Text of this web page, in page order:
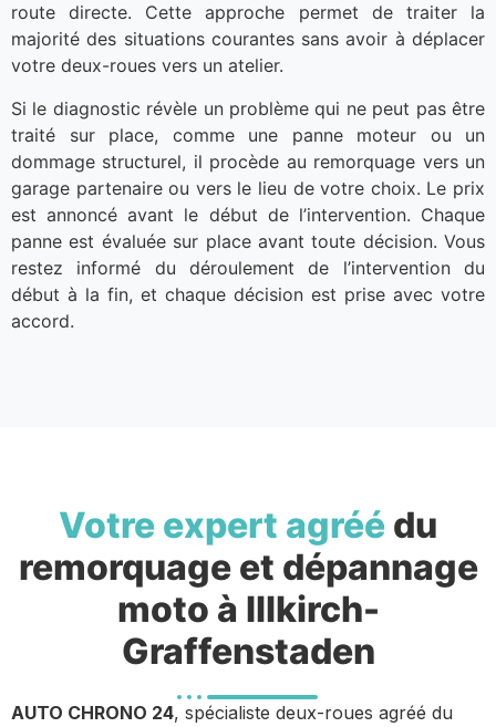
route directe. Cette approche permet de traiter la
majorité des situations courantes sans avoir à déplacer
votre deux-roues vers un atelier.
Si le diagnostic révèle un problème qui ne peut pas être
traité sur place, comme une panne moteur ou un
dommage structurel, il procède au remorquage vers un
garage partenaire ou vers le lieu de votre choix. Le prix
est annoncé avant le début de l’intervention. Chaque
panne est évaluée sur place avant toute décision. Vous
restez informé du déroulement de l’intervention du
début à la fin, et chaque décision est prise avec votre
accord.
Votre expert agréé du
remorquage et dépannage
moto à Illkirch-
Graffenstaden
AUTO CHRONO 24, spécialiste deux-roues agréé du